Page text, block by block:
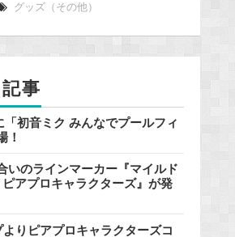
グッズ（その他）
事
「初音ミク みんなでプールフィ
！
いのラインマーカー『マイルド
アプロキャラクターズ』が発
りピアプロキャラクターズコ